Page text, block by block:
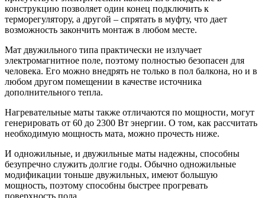
конструкцию позволяет один конец подключить к
терморегулятору, а другой – спрятать в муфту, что дает
возможность закончить монтаж в любом месте.
Мат двужильного типа практически не излучает
электромагнитное поле, поэтому полностью безопасен для
человека. Его можно внедрять не только в пол балкона, но и в
любом другом помещении в качестве источника
дополнительного тепла.
Нагревательные маты также отличаются по мощности, могут
генерировать от 60 до 2300 Вт энергии. О том, как рассчитать
необходимую мощность мата, можно прочесть ниже.
И одножильные, и двужильные маты надежны, способны
безупречно служить долгие годы. Обычно одножильные
модификации тоньше двужильных, имеют большую
мощность, поэтому способны быстрее прогревать
поверхность пола.